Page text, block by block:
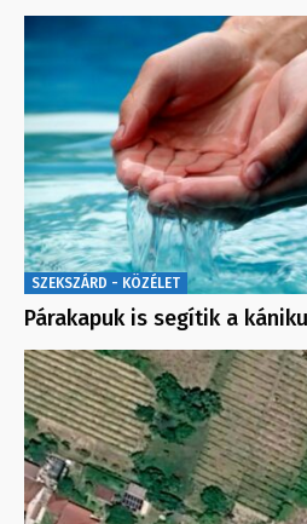
SZEKSZÁRD - KÖZÉLET
Párakapuk is segítik a